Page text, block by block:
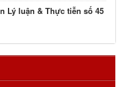
Lý luận & Thực tiễn số 45